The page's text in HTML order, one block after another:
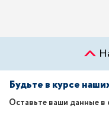
Будьте в курсе
Оставьте ваши данные